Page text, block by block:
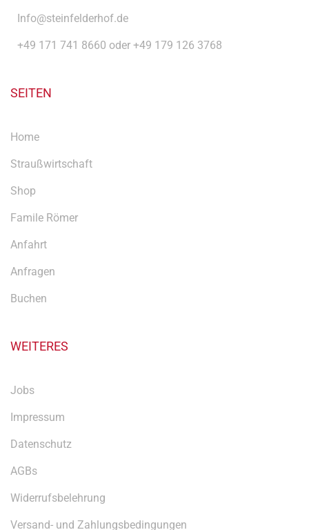
Info@steinfelderhof.de
+49 171 741 8660 oder +49 179 126 3768
SEITEN
Home
Straußwirtschaft
Shop
Famile Römer
Anfahrt
Anfragen
Buchen
WEITERES
Jobs
Impressum
Datenschutz
AGBs
Widerrufsbelehrung
Versand- und Zahlungsbedingungen